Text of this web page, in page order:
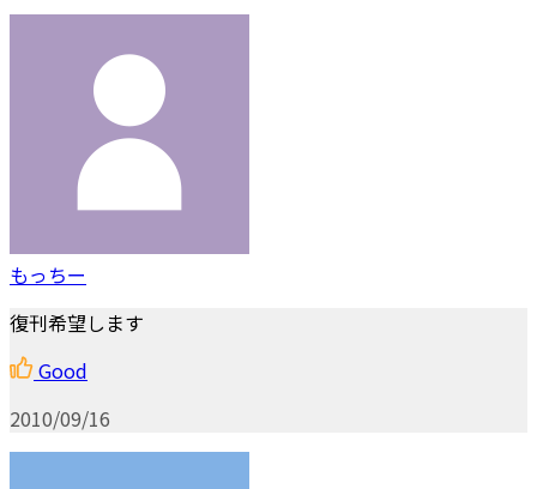
もっちー
復刊希望します
Good
2010/09/16